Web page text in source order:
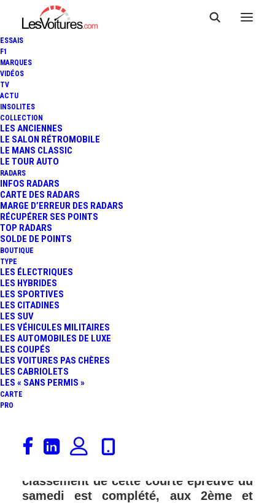
ESSAIS
F1
MARQUES
VIDÉOS
TV
ACTU
INSOLITES
COLLECTION
LES ANCIENNES
LE SALON RÉTROMOBILE
LE MANS CLASSIC
LE TOUR AUTO
RADARS
INFOS RADARS
CARTE DES RADARS
MARGE D’ERREUR DES RADARS
RÉCUPÉRER SES POINTS
TOP RADARS
SOLDE DE POINTS
BOUTIQUE
TYPE
LES ÉLECTRIQUES
LES HYBRIDES
LES SPORTIVES
LES CITADINES
LES SUV
LES VÉHICULES MILITAIRES
LES AUTOMOBILES DE LUXE
LES COUPÉS
LES VOITURES PAS CHÈRES
LES CABRIOLETS
LES « SANS PERMIS »
CARTE
PRO
(COURSE SPRINT) : PEREZ
S'IMPOSE DEVANT LECLERC
3 Minutes
A Bakou, Sergio Perez remporte la
Course Sprint du GP d’Azerbaïdjan et
classement de cette courte épreuve du
samedi est complété, aux 2ème et